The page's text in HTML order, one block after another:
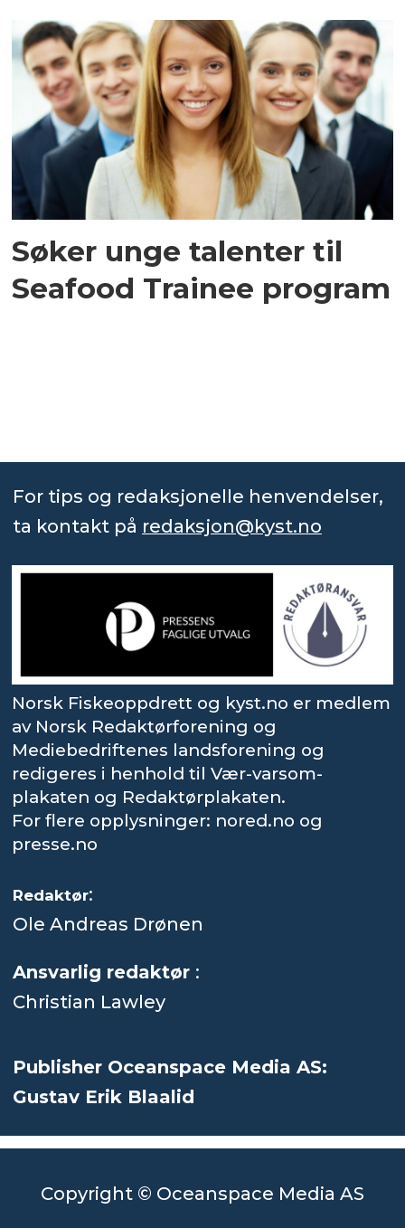
Søker unge talenter til
Seafood Trainee program
For tips og redaksjonelle henvendelser,
ta kontakt på redaksjon@kyst.no
Norsk Fiskeoppdrett og kyst.no er medlem
av Norsk Redaktørforening og
Mediebedriftenes landsforening og
redigeres i henhold til Vær-varsom-
plakaten og Redaktørplakaten.
For flere opplysninger: nored.no og
presse.no
Redaktør:
Ole Andreas Drønen
Ansvarlig redaktør :
Christian Lawley
Publisher Oceanspace Media AS:
Gustav Erik Blaalid
Copyright © Oceanspace Media AS